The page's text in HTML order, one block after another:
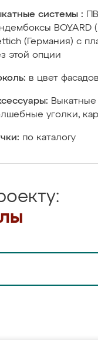
системы :
BOYARD
(Германия) с
этой опции
в цвет
уголки,
по каталогу